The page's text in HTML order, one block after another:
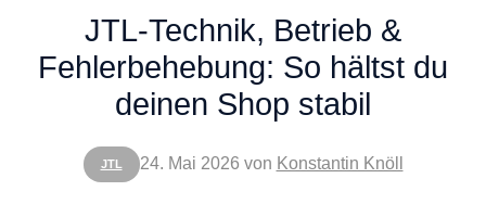
JTL
JTL-Technik, Betrieb &
Fehlerbehebung: So hältst du
deinen Shop stabil
24. Mai 2026 von Konstantin Knöll